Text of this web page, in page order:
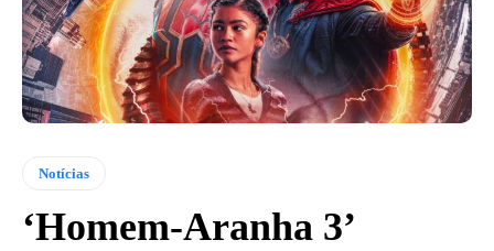
Notícias
‘Homem-Aranha 3’